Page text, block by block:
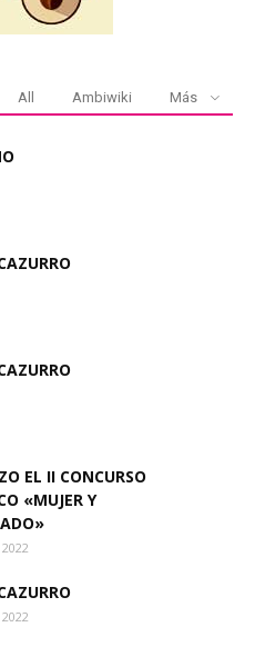
All Ambiwiki Más
EL II CONCURSO
«MUJER Y